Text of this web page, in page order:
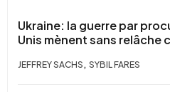
Ukraine: la guerre par
Unis mènent sans relâche
JEFFREY SACHS , SYBIL FARES